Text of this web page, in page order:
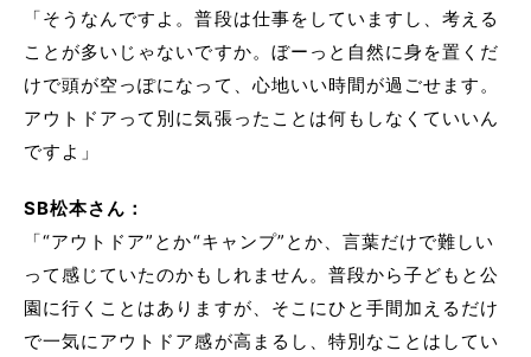
「そうなんですよ。普段は仕事をしていますし、考える
ことが多いじゃないですか。ぼーっと自然に身を置くだ
けで頭が空っぽになって、心地いい時間が過ごせます。
アウトドアって別に気張ったことは何もしなくていいん
ですよ」
SB松本さん：
「“アウトドア”とか“キャンプ”とか、言葉だけで難しい
って感じていたのかもしれません。普段から子どもと公
園に行くことはありますが、そこにひと手間加えるだけ
で一気にアウトドア感が高まるし、特別なことはしてい